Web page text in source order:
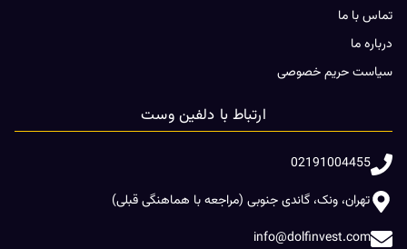
تماس با ما
درباره ما
سیاست حریم خصوصی
ارتباط با دلفین وست
02191004455
تهران، ونک، گاندی جنوبی (مراجعه با هماهنگی قبلی)
info@dolfinvest.com